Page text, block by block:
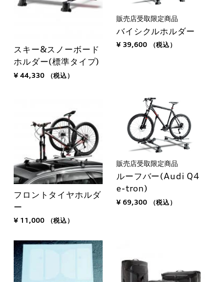
スキー&スノーボード
ホルダー(標準タイプ)
¥ 44,330 （税込）
販売店受取限定商品
バイシクルホルダー
¥ 39,600 （税込）
フロントタイヤホルダ
ー
¥ 11,000 （税込）
販売店受取限定商品
ルーフバー(Audi Q4
e-tron)
¥ 69,300 （税込）